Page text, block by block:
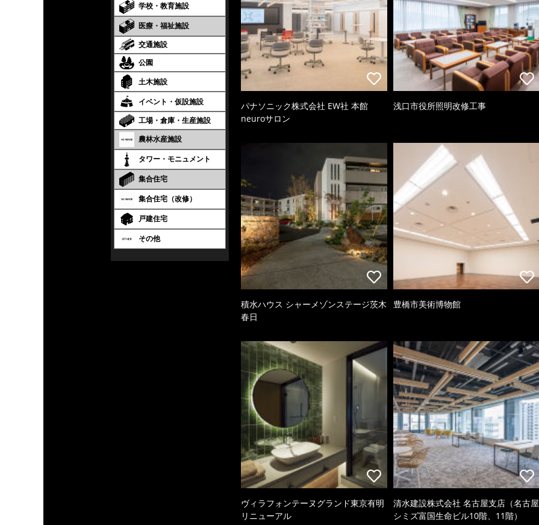
学校・教育施設
医療・福祉施設
交通施設
公園
土木施設
イベント・仮設施設
工場・倉庫・生産施設
農林水産施設
タワー・モニュメント
集合住宅
集合住宅（改修）
戸建住宅
その他
パナソニック株式会社 EW社 本館
neuroサロン
浅口市役所照明改修工事
積水ハウス シャーメゾンステージ茨木
春日
豊橋市美術博物館
ヴィラフォンテーヌグランド東京有明
リニューアル
清水建設株式会社 名古屋支店（名古屋
シミズ富国生命ビル10階、11階）